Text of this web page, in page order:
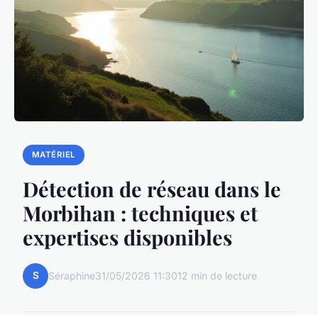
MATÉRIEL
Détection de réseau dans le
Morbihan : techniques et
expertises disponibles
S Séraphine31/05/2026 11:3012 min de lecture